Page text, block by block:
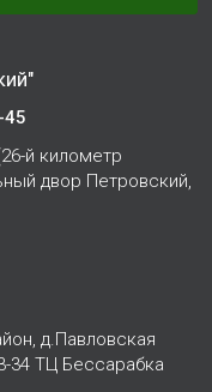
45
й километр
двор Петровский,
д.Павловская
34 ТЦ Бессарабка